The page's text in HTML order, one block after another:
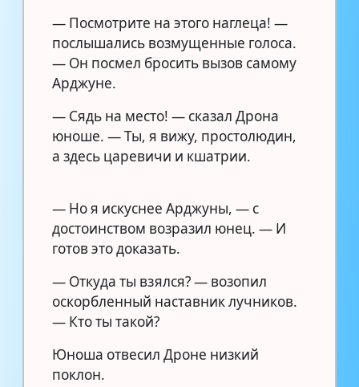
— Посмотрите на этого наглеца! —
послышались возмущенные голоса.
— Он посмел бросить вызов самому
Арджуне.
— Сядь на место! — сказал Дрона
юноше. — Ты, я вижу, простолюдин,
а здесь царевичи и кшатрии.
— Но я искуснее Арджуны, — с
достоинством возразил юнец. — И
готов это доказать.
— Откуда ты взялся? — возопил
оскорбленный наставник лучников.
— Кто ты такой?
Юноша отвесил Дроне низкий
поклон.